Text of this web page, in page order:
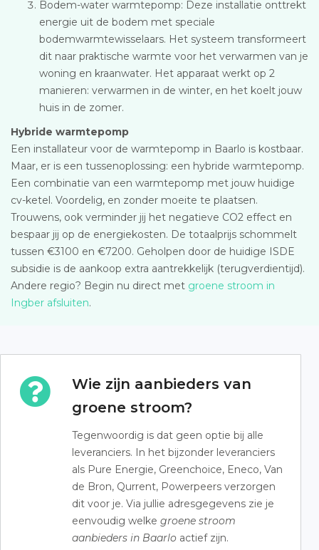
Bodem-water warmtepomp: Deze installatie onttrekt
energie uit de bodem met speciale
bodemwarmtewisselaars. Het systeem transformeert
dit naar praktische warmte voor het verwarmen van je
woning en kraanwater. Het apparaat werkt op 2
manieren: verwarmen in de winter, en het koelt jouw
huis in de zomer.
Hybride warmtepomp
Een installateur voor de warmtepomp in Baarlo is kostbaar.
Maar, er is een tussenoplossing: een hybride warmtepomp.
Een combinatie van een warmtepomp met jouw huidige
cv-ketel. Voordelig, en zonder moeite te plaatsen.
Trouwens, ook verminder jij het negatieve CO2 effect en
bespaar jij op de energiekosten. De totaalprijs schommelt
tussen €3100 en €7200. Geholpen door de huidige ISDE
subsidie is de aankoop extra aantrekkelijk (terugverdientijd).
Andere regio? Begin nu direct met groene stroom in
Ingber afsluiten.
Wie zijn aanbieders van
groene stroom?
Tegenwoordig is dat geen optie bij alle
leveranciers. In het bijzonder leveranciers
als Pure Energie, Greenchoice, Eneco, Van
de Bron, Qurrent, Powerpeers verzorgen
dit voor je. Via jullie adresgegevens zie je
eenvoudig welke groene stroom
aanbieders in Baarlo actief zijn.